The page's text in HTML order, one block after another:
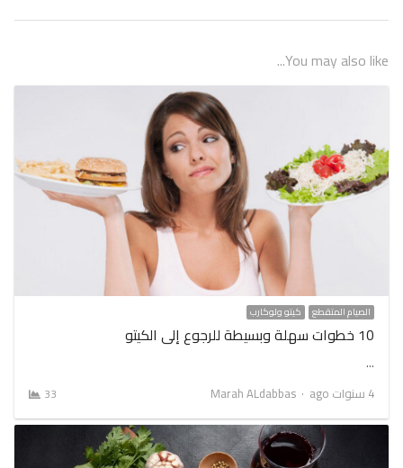
You may also like...
الصيام المتقطع كيتو ولوكارب
10 خطوات سهلة وبسيطة للرجوع إلى الكيتو
…
4 سنوات ago
Author
Marah ALdabbas
33